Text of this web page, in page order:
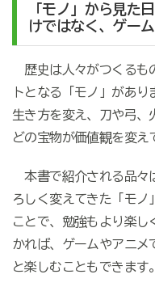
「モノ」から見た
けではなく、ゲー
歴史は人々がつくるも
トとなる「モノ」があ
生き方を変え、刀や弓、
どの宝物が価値観を変え
本書で紹介される品々
ろしく変えてきた「モノ
ことで、勉強もより楽し
かれば、ゲームやアニメ
と楽しむこともできます。